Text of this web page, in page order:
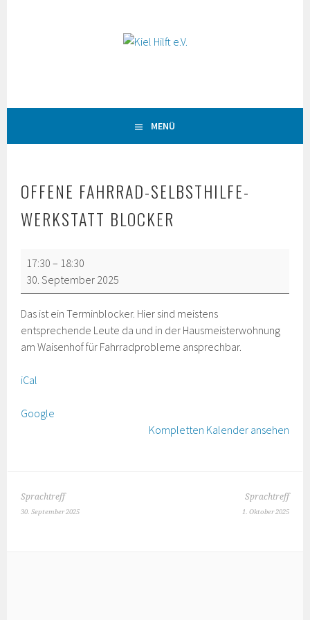
MENÜ
OFFENE FAHRRAD-SELBSTHILFE-
WERKSTATT BLOCKER
Offene
Fahrrad-
Selbsthilfe-
Werkstatt
Blocker
17:30 – 18:30
30. September 2025
Das ist ein Terminblocker. Hier sind meistens
entsprechende Leute da und in der Hausmeisterwohnung
am Waisenhof für Fahrradprobleme ansprechbar.
iCal
Google
Kompletten Kalender ansehen
BEITRAGS-
NAVIGATION
Sprachtreff
30. September 2025
Sprachtreff
1. Oktober 2025